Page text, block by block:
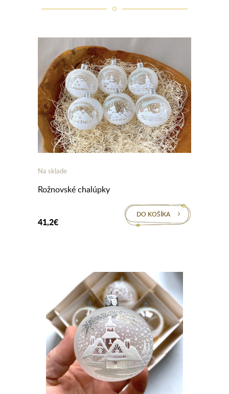
Na sklade
Rožnovské chalúpky
41,2€
DO KOŠÍKA